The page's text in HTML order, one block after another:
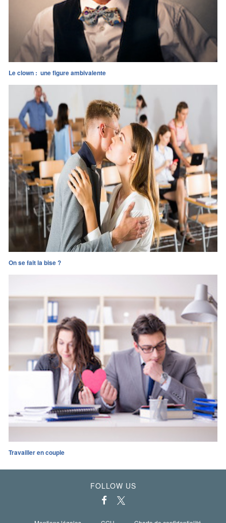
Le clown : une figure ambivalente
On se fait la bise ?
Travailler en couple
FOLLOW US